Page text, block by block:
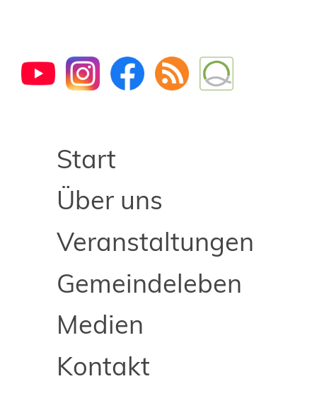
Start
Über uns
Veranstaltungen
Gemeindeleben
Medien
Kontakt